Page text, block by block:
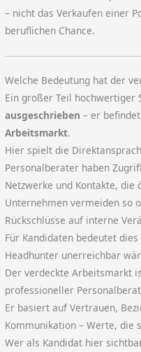
– nicht das Verkaufen einer
beruflichen Chance.
Welche Bedeutung hat der
Ein großer Teil hochwertiger
ausgeschrieben – er
Arbeitsmarkt.
Hier spielt die
Personalberater haben
Netzwerke und Kontakte,
Unternehmen vermeiden so
Rückschlüsse auf interne
Für Kandidaten bedeutet
Headhunter unerreichbar
Der verdeckte Arbeitsmarkt
professioneller
Er basiert auf Vertrauen,
Kommunikation – Werte, die
Wer als Kandidat hier